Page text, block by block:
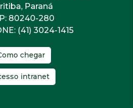
Paraná
80240-280
(41) 3024-1415
chegar
intranet